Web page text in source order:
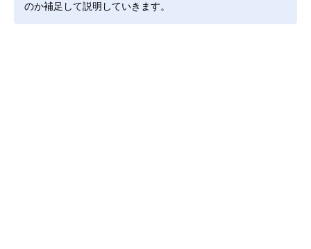
のか補足して説明していきます。